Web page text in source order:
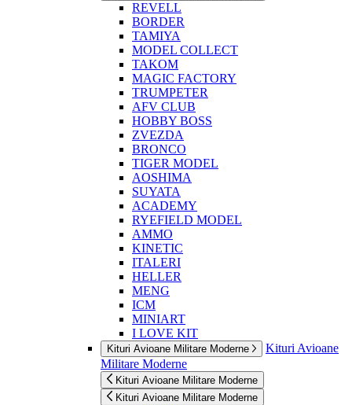
REVELL
BORDER
TAMIYA
MODEL COLLECT
TAKOM
MAGIC FACTORY
TRUMPETER
AFV CLUB
HOBBY BOSS
ZVEZDA
BRONCO
TIGER MODEL
AOSHIMA
SUYATA
ACADEMY
RYEFIELD MODEL
AMMO
KINETIC
ITALERI
HELLER
MENG
ICM
MINIART
I LOVE KIT
Kituri Avioane Militare Moderne
Kituri Avioane
Militare Moderne
Kituri Avioane Militare Moderne
Kituri Avioane Militare Moderne